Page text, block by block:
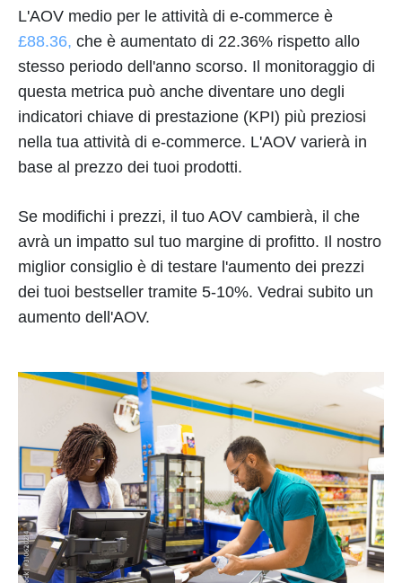
L'AOV medio per le attività di e-commerce è
£88.36, che è aumentato di 22.36% rispetto allo
stesso periodo dell'anno scorso. Il monitoraggio di
questa metrica può anche diventare uno degli
indicatori chiave di prestazione (KPI) più preziosi
nella tua attività di e-commerce. L'AOV varierà in
base al prezzo dei tuoi prodotti.
Se modifichi i prezzi, il tuo AOV cambierà, il che
avrà un impatto sul tuo margine di profitto. Il nostro
miglior consiglio è di testare l'aumento dei prezzi
dei tuoi bestseller tramite 5-10%. Vedrai subito un
aumento dell'AOV.